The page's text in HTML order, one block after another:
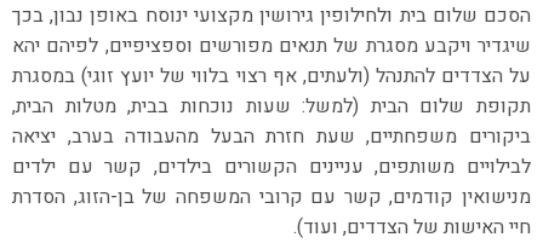
הסכם שלום בית ולחילופין גירושין מקצועי ינוסח באופן נבון, בכך
שיגדיר ויקבע מסגרת של תנאים מפורשים וספציפיים, לפיהם יהא
על הצדדים להתנהל (ולעתים, אף רצוי בלווי של יועץ זוגי) במסגרת
תקופת שלום הבית (למשל: שעות נוכחות בבית, מטלות הבית,
ביקורים משפחתיים, שעת חזרת הבעל מהעבודה בערב, יציאה
לבילויים משותפים, עניינים הקשורים בילדים, קשר עם ילדים
מנישואין קודמים, קשר עם קרובי המשפחה של בן-הזוג, הסדרת
חיי האישות של הצדדים, ועוד).